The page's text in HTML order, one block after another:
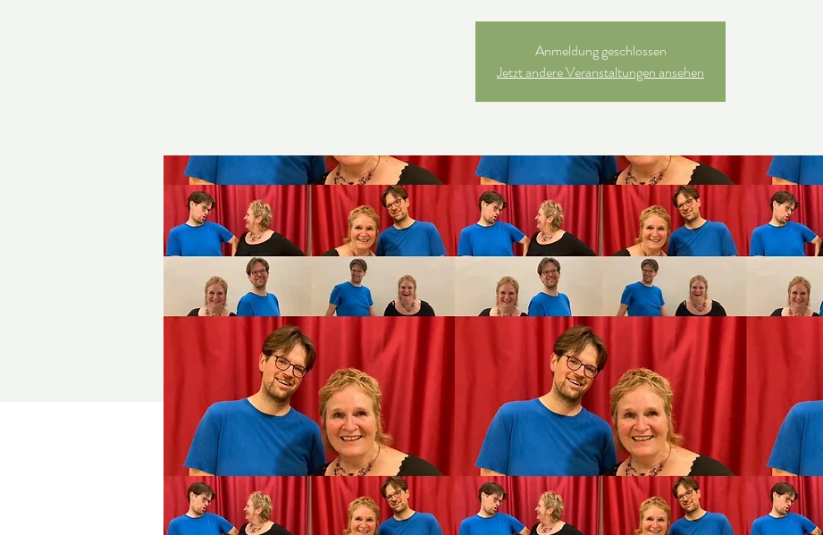
Anmeldung geschlossen
Jetzt andere Veranstaltungen ansehen